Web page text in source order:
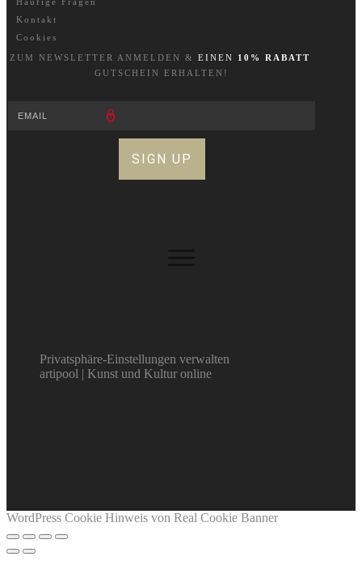
Kontakt
Cookies
ZUM NEWSLETTER A NM ELDEN & EINEN
10% RABATT
GUTSCHEIN ERHALTEN!
SIGN UP
Privatsphäre-Einstellungen verwalten
artipool | Kunst und Kultur online
WordPress Cookie Hinweis von Real Cookie Banner